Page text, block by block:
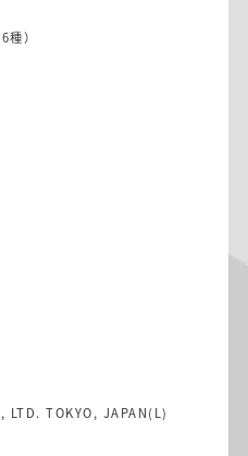
）
LTD. TOKYO, JAPAN(L)